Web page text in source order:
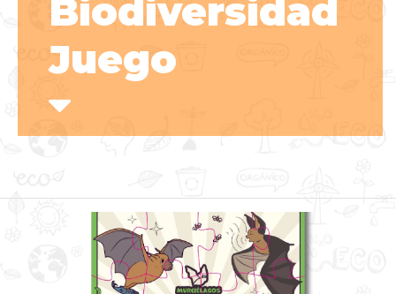
Biodiversidad
Juego